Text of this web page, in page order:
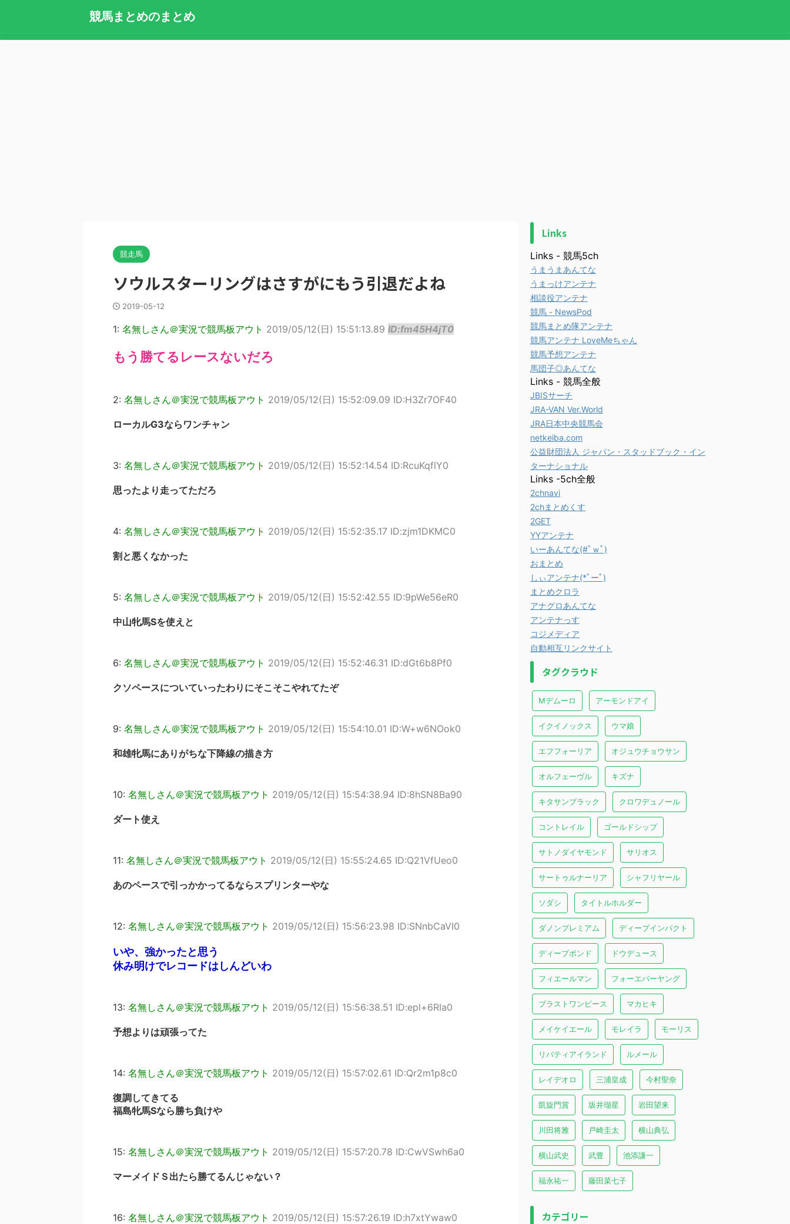
競馬まとめのまとめ
競走馬
ソウルスターリングはさすがにもう引退だよね
2019-05-12
1: 名無しさん＠実況で競馬板アウト 2019/05/12(日) 15:51:13.89 ID:fm45H4jT0
もう勝てるレースないだろ
2: 名無しさん＠実況で競馬板アウト 2019/05/12(日) 15:52:09.09 ID:H3Zr7OF40
ローカルG3ならワンチャン
3: 名無しさん＠実況で競馬板アウト 2019/05/12(日) 15:52:14.54 ID:RcuKqflY0
思ったより走ってただろ
4: 名無しさん＠実況で競馬板アウト 2019/05/12(日) 15:52:35.17 ID:zjm1DKMC0
割と悪くなかった
5: 名無しさん＠実況で競馬板アウト 2019/05/12(日) 15:52:42.55 ID:9pWe56eR0
中山牝馬Sを使えと
6: 名無しさん＠実況で競馬板アウト 2019/05/12(日) 15:52:46.31 ID:dGt6b8Pf0
クソペースについていったわりにそこそこやれてたぞ
9: 名無しさん＠実況で競馬板アウト 2019/05/12(日) 15:54:10.01 ID:W+w6NOok0
和雄牝馬にありがちな下降線の描き方
10: 名無しさん＠実況で競馬板アウト 2019/05/12(日) 15:54:38.94 ID:8hSN8Ba90
ダート使え
11: 名無しさん＠実況で競馬板アウト 2019/05/12(日) 15:55:24.65 ID:Q21VfUeo0
あのペースで引っかかってるならスプリンターやな
12: 名無しさん＠実況で競馬板アウト 2019/05/12(日) 15:56:23.98 ID:SNnbCaVI0
いや、強かったと思う
休み明けでレコードはしんどいわ
13: 名無しさん＠実況で競馬板アウト 2019/05/12(日) 15:56:38.51 ID:epl+6RIa0
予想よりは頑張ってた
14: 名無しさん＠実況で競馬板アウト 2019/05/12(日) 15:57:02.61 ID:Qr2m1p8c0
復調してきてる
福島牝馬Sなら勝ち負けや
15: 名無しさん＠実況で競馬板アウト 2019/05/12(日) 15:57:20.78 ID:CwVSwh6a0
マーメイドＳ出たら勝てるんじゃない？
16: 名無しさん＠実況で競馬板アウト 2019/05/12(日) 15:57:26.19 ID:h7xtYwaw0
Links
Links - 競馬5ch
うまうまあんてな
うまっけアンテナ
相談役アンテナ
競馬 - NewsPod
競馬まとめ隊アンテナ
競馬アンテナ LoveMeちゃん
競馬予想アンテナ
馬団子◎あんてな
Links - 競馬全般
JBISサーチ
JRA-VAN Ver.World
JRA日本中央競馬会
netkeiba.com
公益財団法人 ジャパン・スタッドブック・イン
ターナショナル
Links -5ch全般
2chnavi
2chまとめくす
2GET
YYアンテナ
いーあんてな(#ﾟｗﾟ)
おまとめ
しぃアンテナ(*ﾟーﾟ)
まとめクロラ
アナグロあんてな
アンテナっす
コジメディア
自動相互リンクサイト
タグクラウド
Mデムーロ アーモンドアイ
イクイノックス ウマ娘
エフフォーリア オジュウチョウサン
オルフェーヴル キズナ
キタサンブラック クロワデュノール
コントレイル ゴールドシップ
サトノダイヤモンド サリオス
サートゥルナーリア シャフリヤール
ソダシ タイトルホルダー
ダノンプレミアム ディープインパクト
ディープボンド ドウデュース
フィエールマン フォーエバーヤング
ブラストワンピース マカヒキ
メイケイエール モレイラ モーリス
リバティアイランド ルメール
レイデオロ 三浦皇成 今村聖奈
凱旋門賞 坂井瑠星 岩田望来
川田将雅 戸崎圭太 横山典弘
横山武史 武豊 池添謙一
福永祐一 藤田菜七子
カテゴリー